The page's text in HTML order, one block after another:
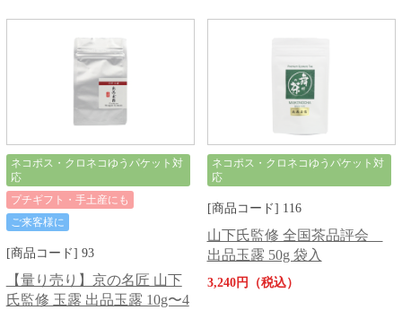
ネコポス・クロネコゆうパケット対
応
プチギフト・手土産にも
ご来客様に
[商品コード] 93
【量り売り】京の名匠 山下
氏監修 玉露 出品玉露 10g〜4
ネコポス・クロネコゆうパケット対
応
[商品コード] 116
山下氏監修 全国茶品評会
出品玉露 50g 袋入
3,240円（税込）